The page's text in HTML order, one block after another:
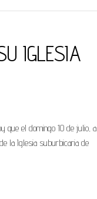
IGLESIA
que el domingo 10 de julio, a
la Iglesia suburbicaria de